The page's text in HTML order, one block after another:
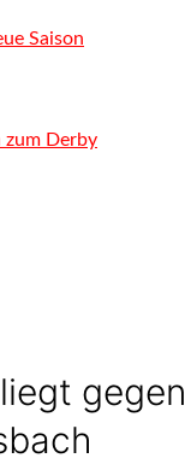
Saison
zum Derby